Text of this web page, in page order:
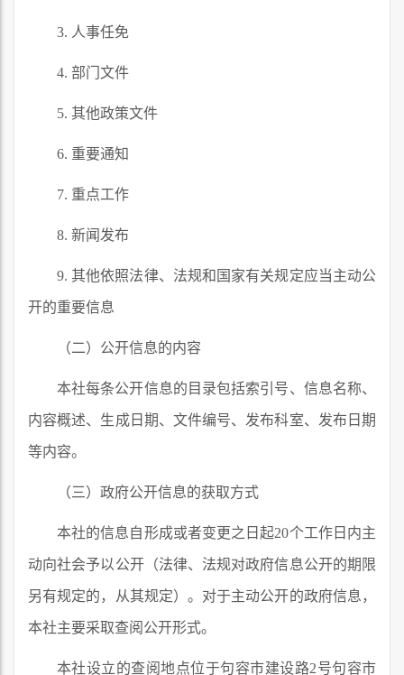
3. 人事任免
4. 部门文件
5. 其他政策文件
6. 重要通知
7. 重点工作
8. 新闻发布
9. 其他依照法律、法规和国家有关规定应当主动公
开的重要信息
（二）公开信息的内容
本社每条公开信息的目录包括索引号、信息名称、
内容概述、生成日期、文件编号、发布科室、发布日期
等内容。
（三）政府公开信息的获取方式
本社的信息自形成或者变更之日起20个工作日内主
动向社会予以公开（法律、法规对政府信息公开的期限
另有规定的，从其规定）。对于主动公开的政府信息，
本社主要采取查阅公开形式。
本社设立的查阅地点位于句容市建设路2号句容市